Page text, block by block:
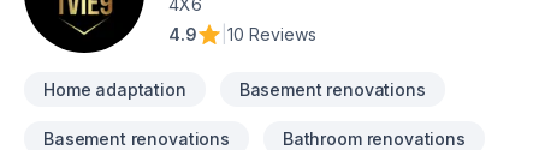
4X6
4.9
10 Reviews
Home adaptation Basement renovations
Basement renovations Bathroom renovations